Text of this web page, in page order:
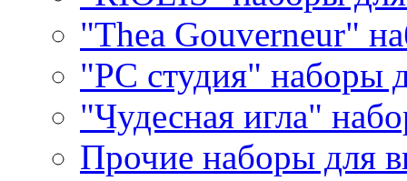
"Thea Gouverneur"
"РС студия" наборы
"Чудесная игла"
Прочие наборы для